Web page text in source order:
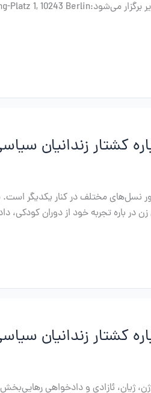
کشتار زندانیان
نسل‌های مختلف در کنار یکدیگر
در باره تجربه خود از دوران کودکی،
کشتار زندانیان